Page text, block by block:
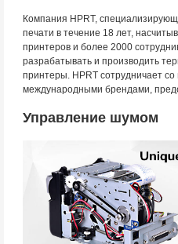
Компания HPRT,
печати в течение 18 лет,
принтеров и более 2000
разрабатывать и производить
принтеры. HPRT сотрудничает
международными брендами,
Управление шумом